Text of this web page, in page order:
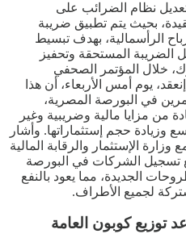
تعديل نظام الضرائب على
بحيث يتم تطبيق ضريبة
الرأسمالية، بهدف تبسيط
الضريبة المستحقة وتحفيز
خلال المؤتمر الصحفي
يوم أمس الأربعاء، أن هذا
في البورصة المصرية،
من مزايا مالية وضريبية وغير
وزيادة حجم إستثماراتها. وأشار
وزارة الإستثمار والرقابة المالية
تسجيل الشركات في البورصة
الجديدة، مما يعود بالنفع
لجميع الأطراف.
توزيع كوبون العامة